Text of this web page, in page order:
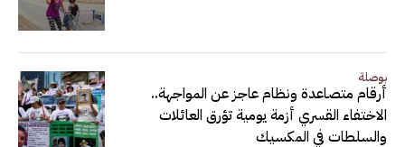
بوصلة
أرقام متصاعدة ونظام عاجز عن المواجهة..
الاختفاء القسري أزمة يومية تؤرق العائلات
والسلطات في المكسيك